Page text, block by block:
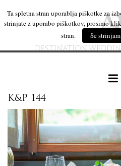
naše
leseni
K&P 144
Ta spletna stran uporablja piškotke za
strinjate z uporabo piškotkov, prosimo
stran.
Se strinjam